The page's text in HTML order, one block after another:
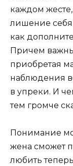
каждом
лишение себя
как
Причем
приобретая
наблюдения
в упреки. И
тем громче
Понимание
жена сможет
любить